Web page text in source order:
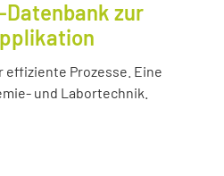
zur
Prozesse. Eine
und Labortechnik.